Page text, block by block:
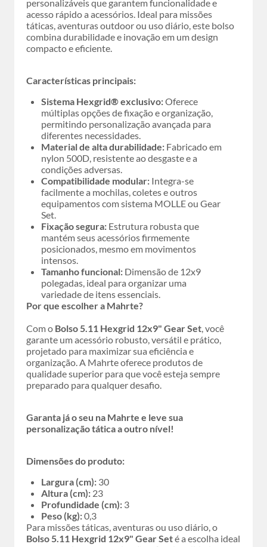
personalizáveis que garantem funcionalidade e
acesso rápido a acessórios. Ideal para missões
táticas, aventuras outdoor ou uso diário, este bolso
combina durabilidade e inovação em um design
compacto e eficiente.
Características principais:
Sistema Hexgrid® exclusivo:Oferece
múltiplas opções de fixação e organização,
permitindo personalização avançada para
diferentes necessidades.
Material de alta durabilidade: Fabricado em
nylon 500D, resistente ao desgaste e a
condições adversas.
Compatibilidade modular: Integra-se
facilmente a mochilas, coletes e outros
equipamentos com sistema MOLLE ou Gear
Set.
Fixação segura: Estrutura robusta que
mantém seus acessórios firmemente
posicionados, mesmo em movimentos
intensos.
Tamanho funcional: Dimensão de 12x9
polegadas, ideal para organizar uma
variedade de itens essenciais.
Por que escolher a Mahrte?
Com o Bolso 5.11 Hexgrid 12x9" Gear Set, você
garante um acessório robusto, versátil e prático,
projetado para maximizar sua eficiência e
organização. A Mahrte oferece produtos de
qualidade superior para que você esteja sempre
preparado para qualquer desafio.
Garanta já o seu na Mahrte e leve sua
personalização tática a outro nível!
Dimensões do produto:
Largura (cm): 30
Altura (cm): 23
Profundidade (cm): 3
Peso (kg):0,3
Para missões táticas, aventuras ou uso diário, o
Bolso 5.11 Hexgrid 12x9" Gear Seté a escolha ideal